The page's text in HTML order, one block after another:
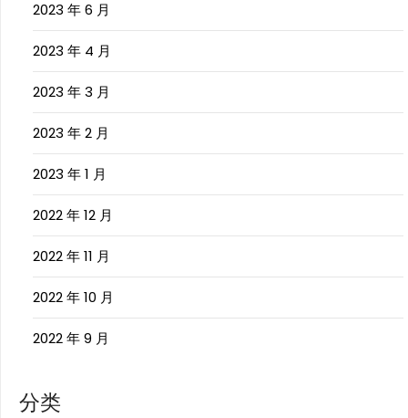
2023 年 6 月
2023 年 4 月
2023 年 3 月
2023 年 2 月
2023 年 1 月
2022 年 12 月
2022 年 11 月
2022 年 10 月
2022 年 9 月
分类